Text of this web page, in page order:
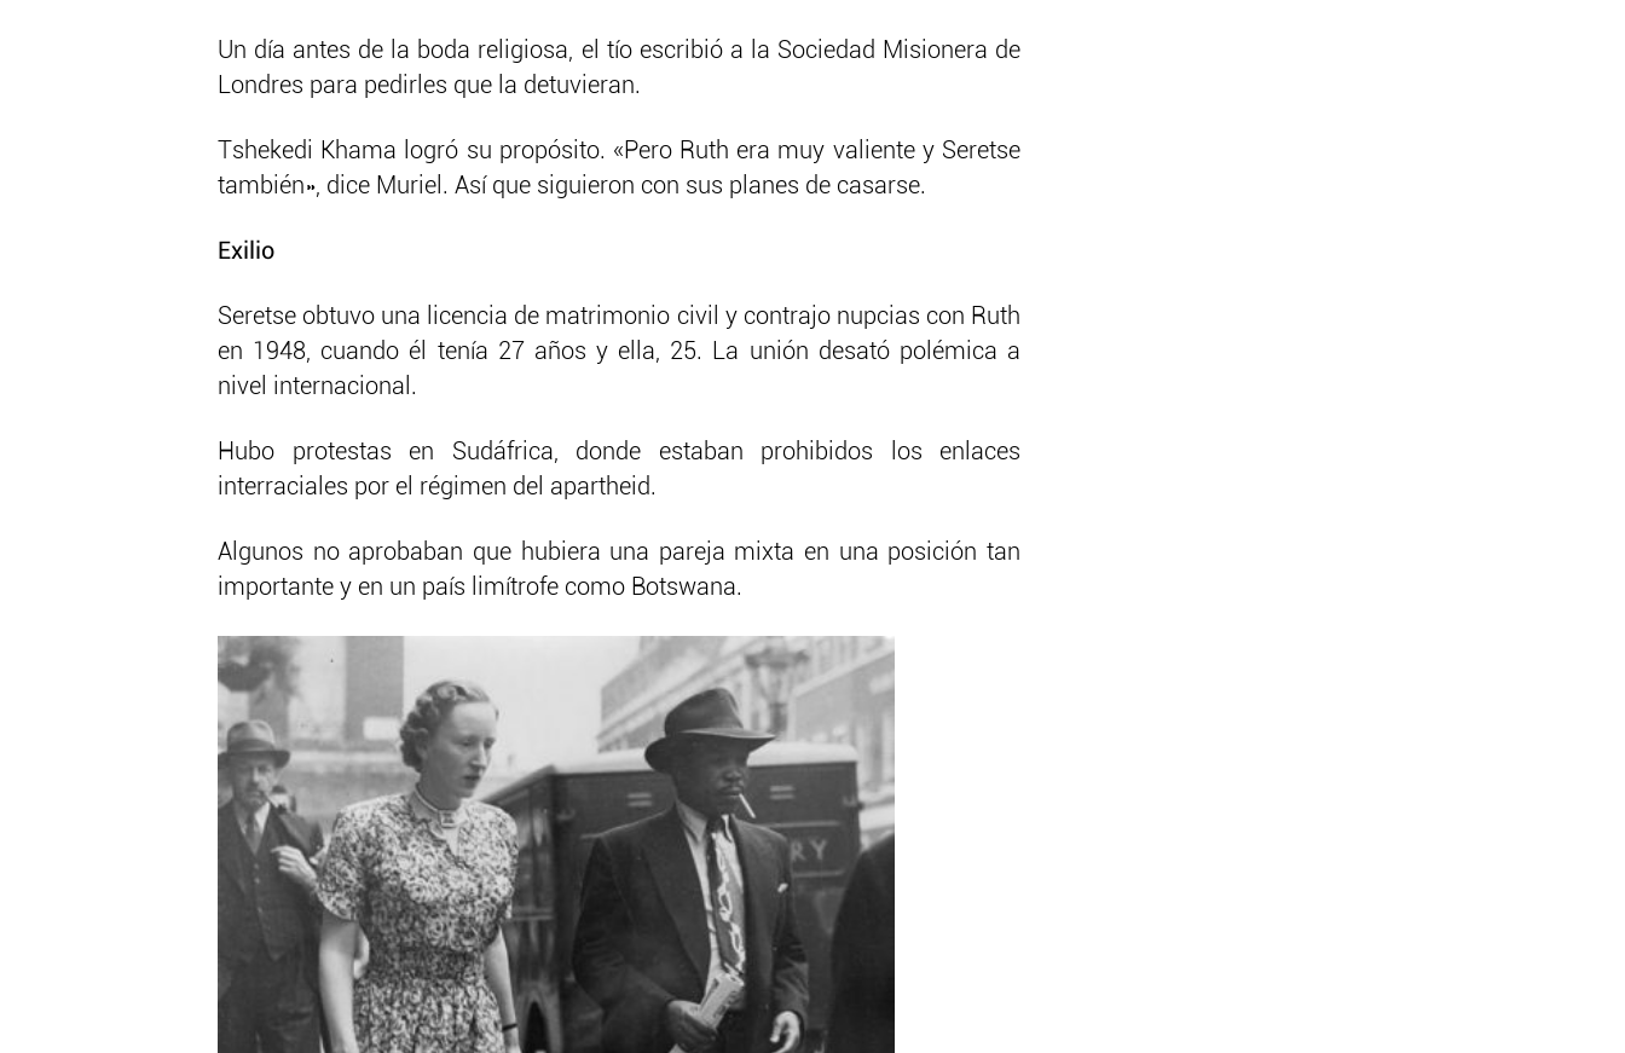
Un día antes de la boda religiosa, el tío escribió a la Sociedad Misionera de
Londres para pedirles que la detuvieran.
Tshekedi Khama logró su propósito. «Pero Ruth era muy valiente y Seretse
también», dice Muriel. Así que siguieron con sus planes de casarse.
Exilio
Seretse obtuvo una licencia de matrimonio civil y contrajo nupcias con Ruth
en 1948, cuando él tenía 27 años y ella, 25. La unión desató polémica a
nivel internacional.
Hubo protestas en Sudáfrica, donde estaban prohibidos los enlaces
interraciales por el régimen del apartheid.
Algunos no aprobaban que hubiera una pareja mixta en una posición tan
importante y en un país limítrofe como Botswana.